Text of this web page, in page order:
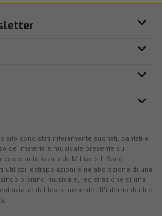
sito sono stati interamente suonati, cantati e
del materiale musicale presente su
e autorizzato da M-Live srl . Sono
utilizzi: estrapolazioni e rielaborazione di una
brano musicale, registrazione di una
del testo presente all'interno dei file